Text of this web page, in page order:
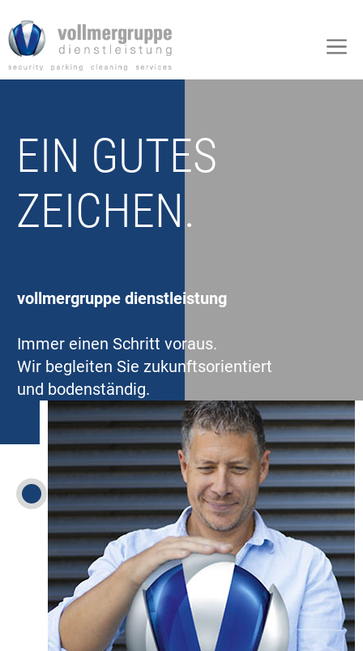
Inhalt
springen
EIN GUTES
ZEICHEN.
vollmergruppe dienstleistung
Immer einen Schritt voraus.
Wir begleiten Sie zukunftsorientiert
und bodenständig.